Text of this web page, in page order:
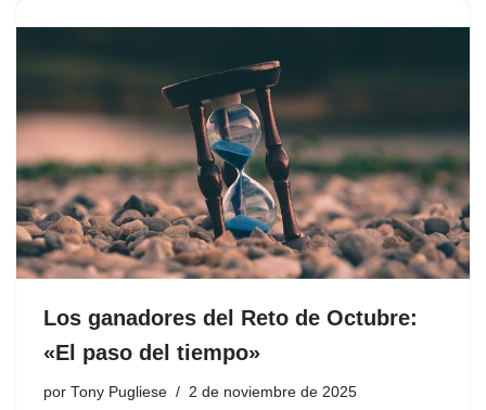
Los ganadores del Reto de Octubre:
«El paso del tiempo»
por Tony Pugliese 2 de noviembre de 2025